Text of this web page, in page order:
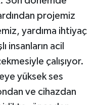
projemiz
yardıma ihtiyaç
insanların acil
çalışıyor.
yüksek ses
ve cihazdan